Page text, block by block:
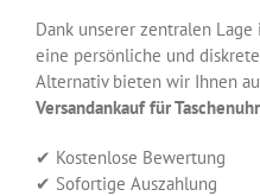
Dank unserer zentralen Lage
eine persönliche und
Alternativ bieten wir Ihnen
Versandankauf für
✔ Kostenlose Bewertung
✔ Sofortige Auszahlung